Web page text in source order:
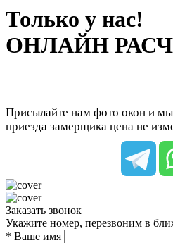
Только у нас!
ОНЛАЙН
Присылайте нам фото окон и
приезда замерщика цена не
Заказать звонок
Укажите номер, перезвоним в
* Ваше имя